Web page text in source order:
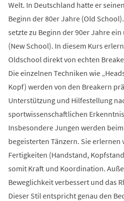
Welt. In Deutschland hatte er
Beginn der 80er Jahre (Old
setzte zu Beginn der 90er Jahre
(New School). In diesem Kurs
Oldschool direkt von echten
Die einzelnen Techniken wie
Kopf) werden von den Breakern
Unterstützung und Hilfestellung
sportwissenschaftlichen
Insbesondere Jungen werden
begeisterten Tänzern. Sie
Fertigkeiten (Handstand,
somit Kraft und Koordination.
Beweglichkeit verbessert und das
Dieser Stil entspricht genau den